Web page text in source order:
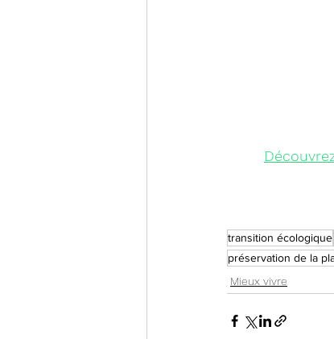
transition écologique
préservation de la
Mieux vivre